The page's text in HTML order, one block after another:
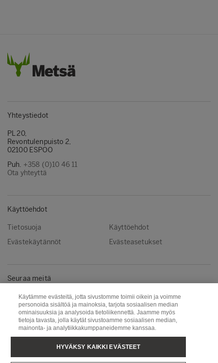
Yhteystiedot
PL 20,
Revontulenpuisto 2,
02100 ESPOO
Puh. +358 (0)10 46 11
Ota yhteyttä
Käyttöehdot
Tietosuoja
Käyttöehdot
Evästekäytännöt
Evästeasetukset
Seuraa meitä
Instagram
LinkedIn
YouTube
Puunhankinta
Metsä Wood
Metsä Fibre
Käytämme evästeitä, jotta sivustomme toimii oikein ja voimme
personoida sisältöä ja mainoksia, tarjota sosiaalisen median
ominaisuuksia ja analysoida tietoliikennettä. Jaamme myös
tietoja tavasta, jolla käytät sivustoamme sosiaalisen median,
mainonta- ja analytiikkakumppaneidemme kanssaa.
HYVÄKSY KAIKKI EVÄSTEET